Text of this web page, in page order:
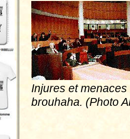
Injures et
brouhaha. (Photo